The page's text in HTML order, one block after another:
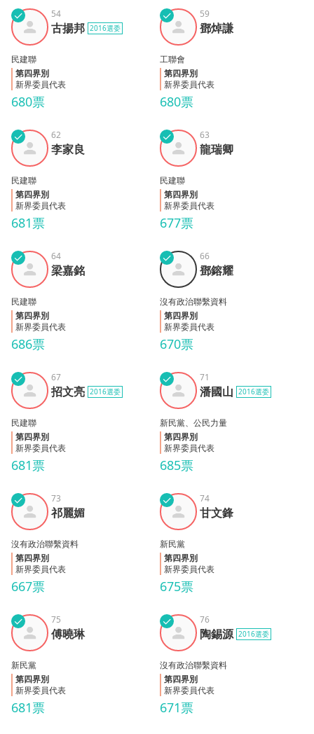
古揚
邦
✓
680票
54
古揚邦 2016選委
民建聯
第四界別
新界委員代表
鄧焯
謙
✓
680票
59
鄧焯謙
工聯會
第四界別
新界委員代表
李家
良
✓
681票
62
李家良
民建聯
第四界別
新界委員代表
龍瑞
卿
✓
677票
63
龍瑞卿
民建聯
第四界別
新界委員代表
梁嘉
銘
✓
686票
64
梁嘉銘
民建聯
第四界別
新界委員代表
鄧鎔
耀
✓
670票
66
鄧鎔耀
沒有政治聯繫資料
第四界別
新界委員代表
招文
亮
✓
681票
67
招文亮 2016選委
民建聯
第四界別
新界委員代表
潘國
山
✓
685票
71
潘國山 2016選委
新民黨、公民力量
第四界別
新界委員代表
祁麗
媚
✓
667票
73
祁麗媚
沒有政治聯繫資料
第四界別
新界委員代表
甘文
鋒
✓
675票
74
甘文鋒
新民黨
第四界別
新界委員代表
傅曉
琳
✓
681票
75
傅曉琳
新民黨
第四界別
新界委員代表
陶錫
源
✓
671票
76
陶錫源 2016選委
沒有政治聯繫資料
第四界別
新界委員代表